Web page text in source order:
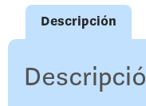
Descripción